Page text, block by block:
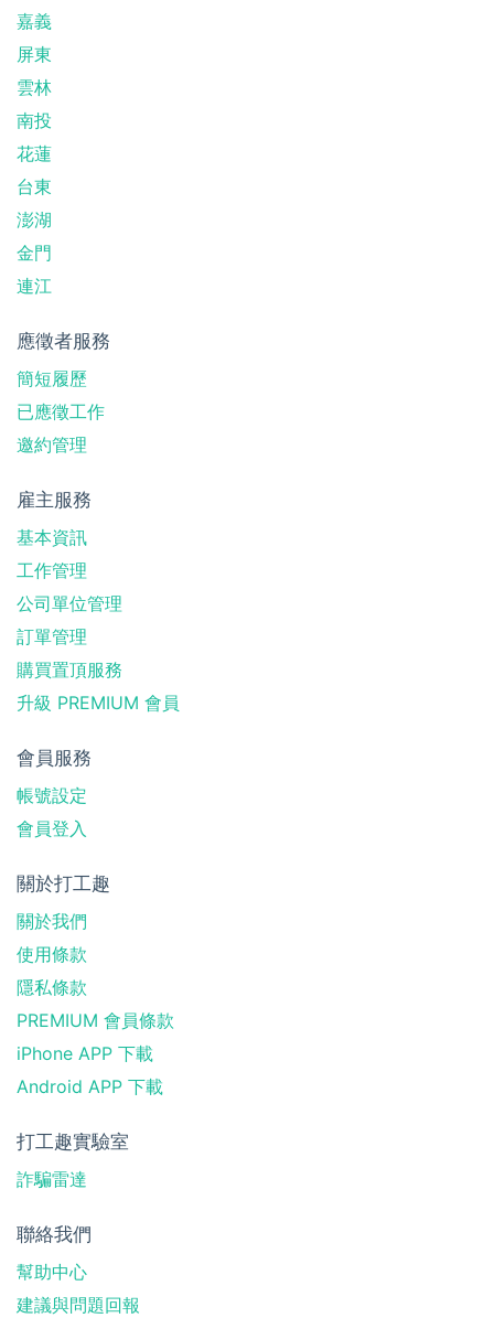
嘉義
屏東
雲林
南投
花蓮
台東
澎湖
金門
連江
應徵者服務
簡短履歷
已應徵工作
邀約管理
雇主服務
基本資訊
工作管理
公司單位管理
訂單管理
購買置頂服務
升級 PREMIUM 會員
會員服務
帳號設定
會員登入
關於打工趣
關於我們
使用條款
隱私條款
PREMIUM 會員條款
iPhone APP 下載
Android APP 下載
打工趣實驗室
詐騙雷達
聯絡我們
幫助中心
建議與問題回報